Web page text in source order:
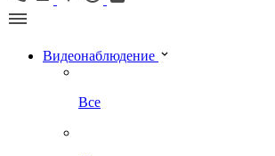
Видеонаблюдение
Все